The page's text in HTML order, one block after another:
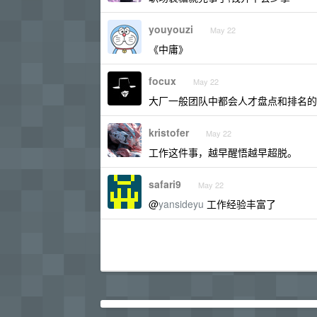
youyouzi May 22
《中庸》
focux May 22
大厂一般团队中都会人才盘点和排名的
kristofer May 22
工作这件事，越早醒悟越早超脱。
safari9 May 22
@yansideyu 工作经验丰富了